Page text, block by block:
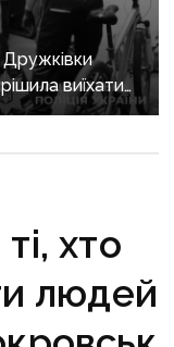
Дружківки
виїхати
хто
людей